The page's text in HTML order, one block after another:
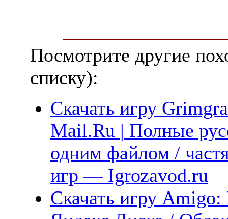
Посмотрите другие
списку):
Скачать игру
Mail.Ru | Полные
одним файлом /
игр — Igrozavod.ru
Скачать игру